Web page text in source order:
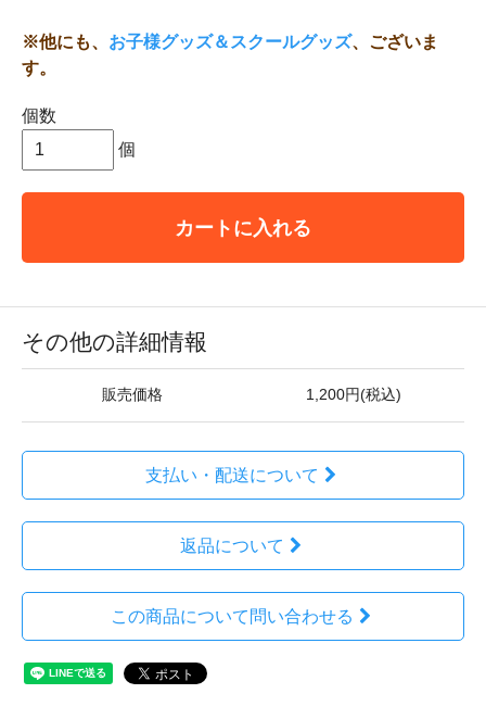
※他にも、 お子様グッズ＆スクールグッズ、ございま
す。
個数
個
カートに入れる
その他の詳細情報
販売価格 1,200円(税込)
支払い・配送について
返品について
この商品について問い合わせる